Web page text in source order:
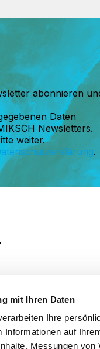
mit Ihren Daten
Ihre
Informationen auf
Messungen
abonnieren
Daten
Newsletters.
weiter.
.